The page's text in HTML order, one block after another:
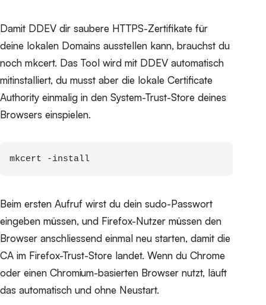
Damit DDEV dir saubere HTTPS-Zertifikate für
deine lokalen Domains ausstellen kann, brauchst du
noch mkcert. Das Tool wird mit DDEV automatisch
mitinstalliert, du musst aber die lokale Certificate
Authority einmalig in den System-Trust-Store deines
Browsers einspielen.
mkcert -install
Beim ersten Aufruf wirst du dein sudo-Passwort
eingeben müssen, und Firefox-Nutzer müssen den
Browser anschliessend einmal neu starten, damit die
CA im Firefox-Trust-Store landet. Wenn du Chrome
oder einen Chromium-basierten Browser nutzt, läuft
das automatisch und ohne Neustart.